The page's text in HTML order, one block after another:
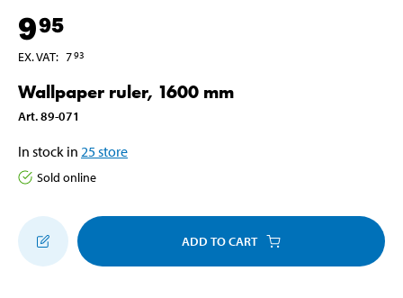
995
EX. VAT: 793
Wallpaper ruler, 1600 mm
Art.89-071
In stock in 25store
Sold online
ADD TO CART